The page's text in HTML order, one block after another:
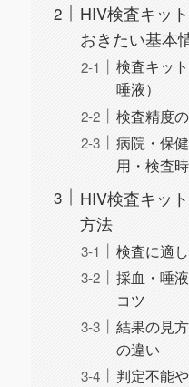
HIV検査キッ
おきたい基本
検査キッ
唾液）
検査精度
病院・保
用・検査時
HIV検査キッ
方法
検査に適
採血・唾
コツ
結果の見
の違い
判定不能